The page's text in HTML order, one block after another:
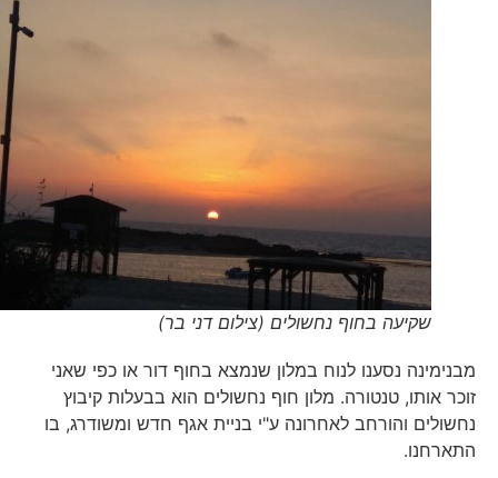
שקיעה בחוף נחשולים (צילום דני בר)
מבנימינה נסענו לנוח במלון שנמצא בחוף דור או כפי שאני
זוכר אותו, טנטורה. מלון חוף נחשולים הוא בבעלות קיבוץ
נחשולים והורחב לאחרונה ע"י בניית אגף חדש ומשודרג, בו
התארחנו.